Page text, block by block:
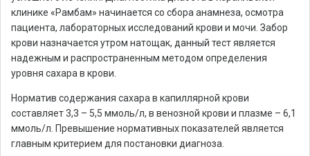
клинике «Рамбам» начинается со сбора анамнеза, осмотра
пациента, лабораторных исследований крови и мочи. Забор
крови назначается утром натощак, данный тест является
надежным и распространенным методом определения
уровня сахара в крови.
Норматив содержания сахара в капиллярной крови
составляет 3,3 – 5,5 ммоль/л, в венозной крови и плазме – 6,1
ммоль/л. Превышение нормативных показателей является
главным критерием для постановки диагноза.